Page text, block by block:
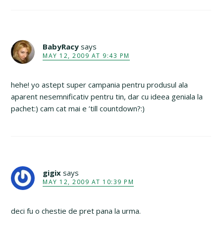
BabyRacy says
MAY 12, 2009 AT 9:43 PM
hehe! yo astept super campania pentru produsul ala
aparent nesemnificativ pentru tin, dar cu ideea geniala la
pachet:) cam cat mai e ’till countdown?:)
gigix says
MAY 12, 2009 AT 10:39 PM
deci fu o chestie de pret pana la urma.